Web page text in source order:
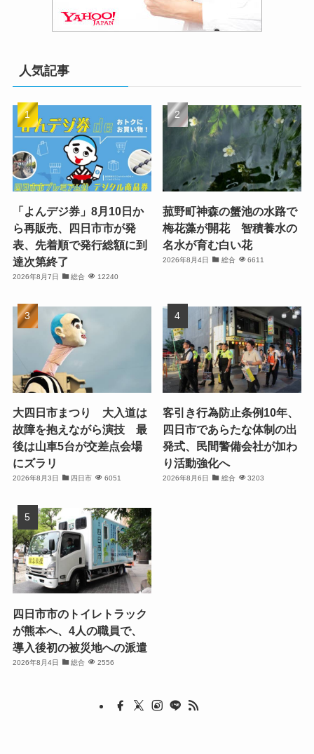
人気記事
「よんデジ券」8月10日か
ら再販売、四日市市が発
表、先着順で発行総額に到
達次第終了
2026年8月7日 総合 12240
菰野町神森の蟹池の水路で
梅花藻が開花 智積養水の
名水が育む白い花
2026年8月4日 総合 6611
大四日市まつり 大入道は
故障を抱えながら演技 最
後は山車5台が交差点会場
にズラリ
2026年8月3日 四日市 6051
客引き行為防止条例10年、
四日市であらたな体制の出
発式、民間警備会社が加わ
り活動強化へ
2026年8月6日 総合 3203
四日市市のトイレトラック
が熊本へ、4人の職員で、
導入後初の被災地への派遣
2026年8月4日 総合 2556